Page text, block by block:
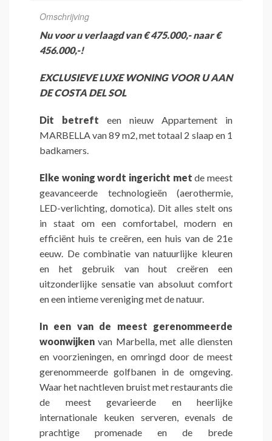
Omschrijving
Nu voor u verlaagd van € 475.000,- naar €
456.000,-!
EXCLUSIEVE LUXE WONING VOOR U AAN
DE COSTA DEL SOL
Dit betreft een nieuw Appartement in
MARBELLA van 89 m2, met totaal 2 slaap en 1
badkamers.
Elke woning wordt ingericht met de meest
geavanceerde technologieën (aerothermie,
LED-verlichting, domotica). Dit alles stelt ons
in staat om een comfortabel, modern en
efficiënt huis te creëren, een huis van de 21e
eeuw. De combinatie van natuurlijke kleuren
en het gebruik van hout creëren een
uitzonderlijke sensatie van absoluut comfort
en een intieme vereniging met de natuur.
In een van de meest gerenommeerde
woonwijken van Marbella, met alle diensten
en voorzieningen, en omringd door de meest
gerenommeerde golfbanen in de omgeving.
Waar het nachtleven bruist met restaurants die
de meest gevarieerde en heerlijke
internationale keuken serveren, evenals de
prachtige promenade en de brede